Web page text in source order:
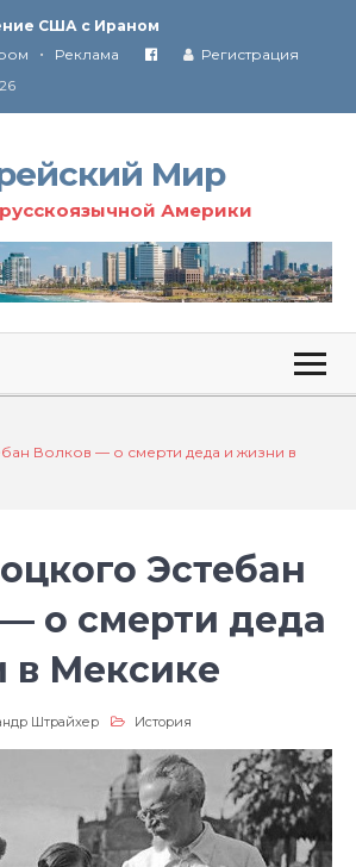
США с Ираном
Революции в Иране
• Реклама
Регистрация
Мир
русскоязычной Америки
Волков — о смерти деда и жизни в
Эстебан
о смерти деда
в Мексике
Штрайхер История